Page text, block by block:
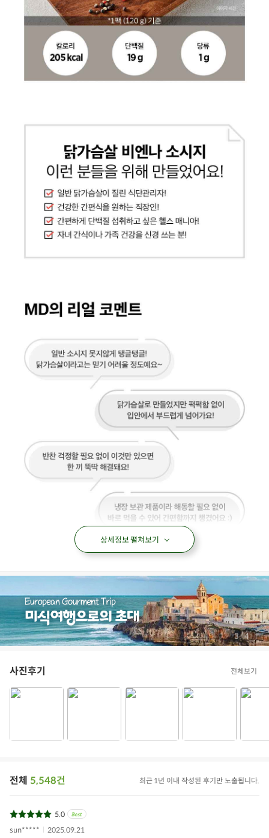
상세정보 펼쳐보기
4/4
사진후기 전체보기
전체 5,548건 최근 1년 이내 작성된 후기만 노출됩니다.
5.0
sun*****
2025.09.21